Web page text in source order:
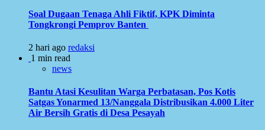
Soal Dugaan Tenaga Ahli Fiktif, KPK Diminta
Tongkrongi Pemprov Banten
2 hari ago redaksi
1 min read
news
Bantu Atasi Kesulitan Warga Perbatasan, Pos Kotis
Satgas Yonarmed 13/Nanggala Distribusikan 4.000 Liter
Air Bersih Gratis di Desa Pesayah